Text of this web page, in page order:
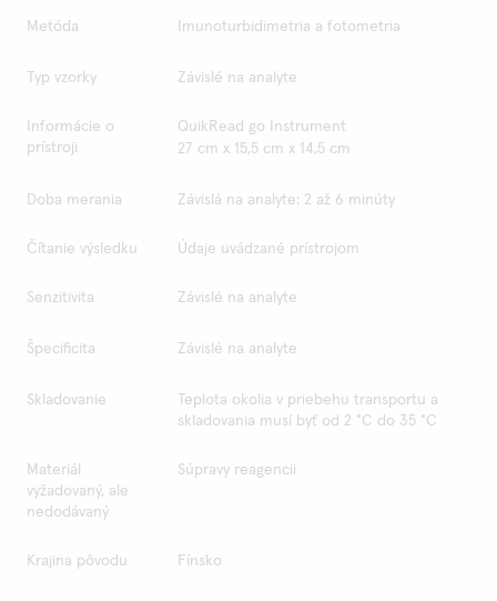
Metóda Imunoturbidimetria a fotometria
Typ vzorky Závislé na analyte
Informácie o
prístroji
QuikRead go Instrument
27 cm x 15,5 cm x 14,5 cm
Doba merania Závislá na analyte: 2 až 6 minúty
Čítanie výsledku Údaje uvádzané prístrojom
Senzitivita Závislé na analyte
Špecificita Závislé na analyte
Skladovanie
Teplota okolia v priebehu transportu a
skladovania musí byť od 2 °C do 35 °C
Materiál
vyžadovaný, ale
nedodávaný
Súpravy reagencii
Krajina pôvodu Fínsko